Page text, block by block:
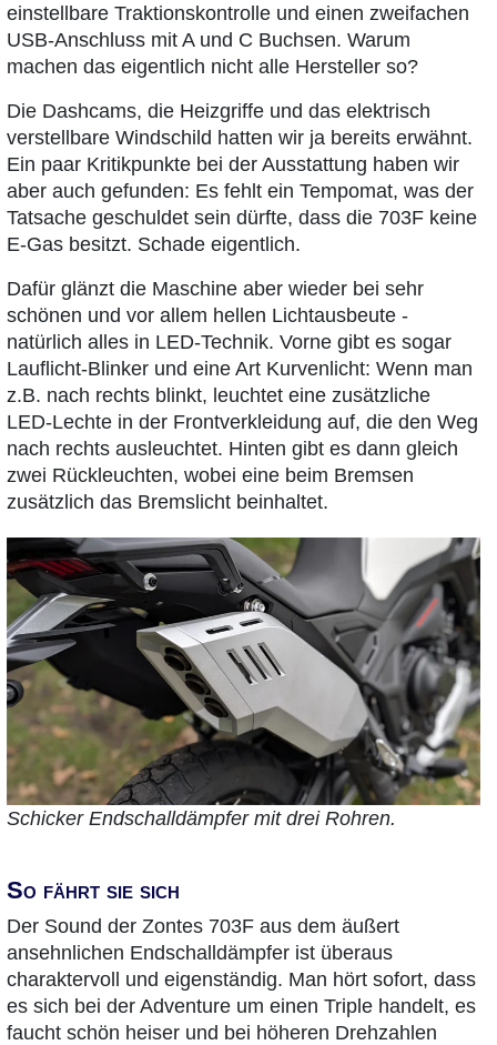
einstellbare Traktionskontrolle und einen zweifachen
USB-Anschluss mit A und C Buchsen. Warum
machen das eigentlich nicht alle Hersteller so?
Die Dashcams, die Heizgriffe und das elektrisch
verstellbare Windschild hatten wir ja bereits erwähnt.
Ein paar Kritikpunkte bei der Ausstattung haben wir
aber auch gefunden: Es fehlt ein Tempomat, was der
Tatsache geschuldet sein dürfte, dass die 703F keine
E-Gas besitzt. Schade eigentlich.
Dafür glänzt die Maschine aber wieder bei sehr
schönen und vor allem hellen Lichtausbeute -
natürlich alles in LED-Technik. Vorne gibt es sogar
Lauflicht-Blinker und eine Art Kurvenlicht: Wenn man
z.B. nach rechts blinkt, leuchtet eine zusätzliche
LED-Lechte in der Frontverkleidung auf, die den Weg
nach rechts ausleuchtet. Hinten gibt es dann gleich
zwei Rückleuchten, wobei eine beim Bremsen
zusätzlich das Bremslicht beinhaltet.
Schicker Endschalldämpfer mit drei Rohren.
So fährt sie sich
Der Sound der Zontes 703F aus dem äußert
ansehnlichen Endschalldämpfer ist überaus
charaktervoll und eigenständig. Man hört sofort, dass
es sich bei der Adventure um einen Triple handelt, es
faucht schön heiser und bei höheren Drehzahlen